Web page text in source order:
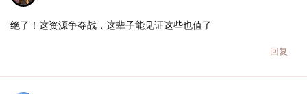
绝了！这资源争夺战，这辈子能见证这些也值了
回复